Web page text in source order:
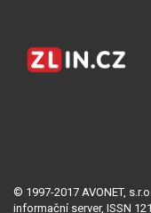
© 1997-2017 AVONET,
informační server, ISSN